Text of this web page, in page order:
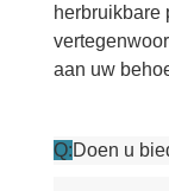
herbruikbare
aan uw
Q:Doen u